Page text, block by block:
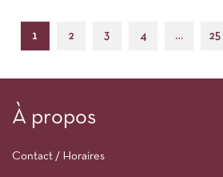
1 2 3 4 … 25
À propos
Contact / Horaires